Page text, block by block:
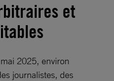
et
2025, environ
journalistes, des